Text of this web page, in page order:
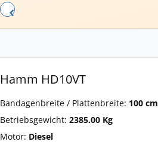
Hamm HD10VT
Bandagenbreite / Plattenbreite: 100 cm
Betriebsgewicht: 2385.00 Kg
Motor: Diesel